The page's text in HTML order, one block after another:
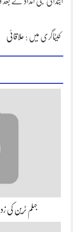
کیٹاگری میں : علاقائی
جہلم ٹرین کی